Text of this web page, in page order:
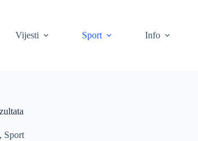
Vijesti
Sport Info
, Sport